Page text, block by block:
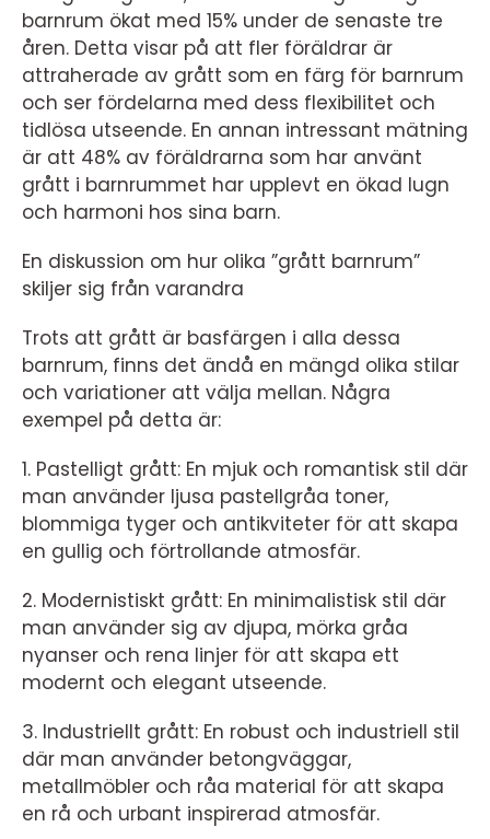
barnrum ökat med 15% under de senaste tre
åren. Detta visar på att fler föräldrar är
attraherade av grått som en färg för barnrum
och ser fördelarna med dess flexibilitet och
tidlösa utseende. En annan intressant mätning
är att 48% av föräldrarna som har använt
grått i barnrummet har upplevt en ökad lugn
och harmoni hos sina barn.
En diskussion om hur olika ”grått barnrum”
skiljer sig från varandra
Trots att grått är basfärgen i alla dessa
barnrum, finns det ändå en mängd olika stilar
och variationer att välja mellan. Några
exempel på detta är:
1. Pastelligt grått: En mjuk och romantisk stil där
man använder ljusa pastellgråa toner,
blommiga tyger och antikviteter för att skapa
en gullig och förtrollande atmosfär.
2. Modernistiskt grått: En minimalistisk stil där
man använder sig av djupa, mörka gråa
nyanser och rena linjer för att skapa ett
modernt och elegant utseende.
3. Industriellt grått: En robust och industriell stil
där man använder betongväggar,
metallmöbler och råa material för att skapa
en rå och urbant inspirerad atmosfär.